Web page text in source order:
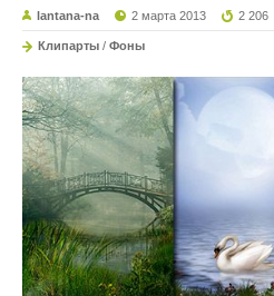
lantana-na 2 марта 2013 2 206
Клипарты / Фоны